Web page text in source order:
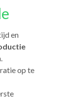
en
op te